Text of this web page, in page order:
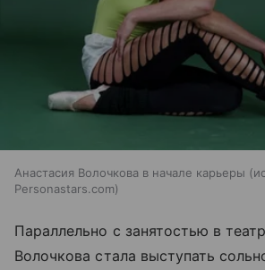
Анастасия Волочкова в начале карьеры
Personastars.com
Параллельно с занятостью в
Волочкова стала выступать